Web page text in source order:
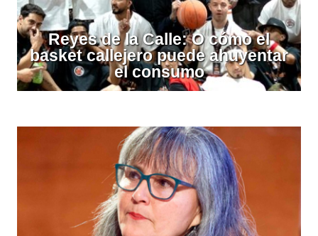
Reyes de la Calle: O cómo el
basket callejero puede ahuyentar
el consumo